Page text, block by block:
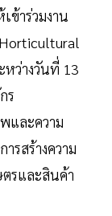
ข้าร่วมงาน
หว่างวันที่ 13
ร
และความ
รสร้างความ
รและสินค้า